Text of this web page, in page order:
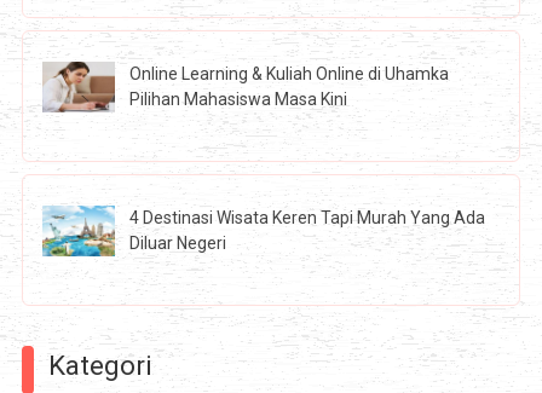
Online Learning & Kuliah Online di Uhamka
Pilihan Mahasiswa Masa Kini
4 Destinasi Wisata Keren Tapi Murah Yang Ada
Diluar Negeri
Kategori